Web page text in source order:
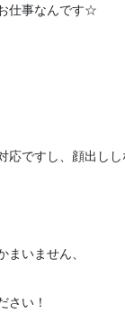
仕事なんです☆
応ですし、顔出し
まいません、
さい！